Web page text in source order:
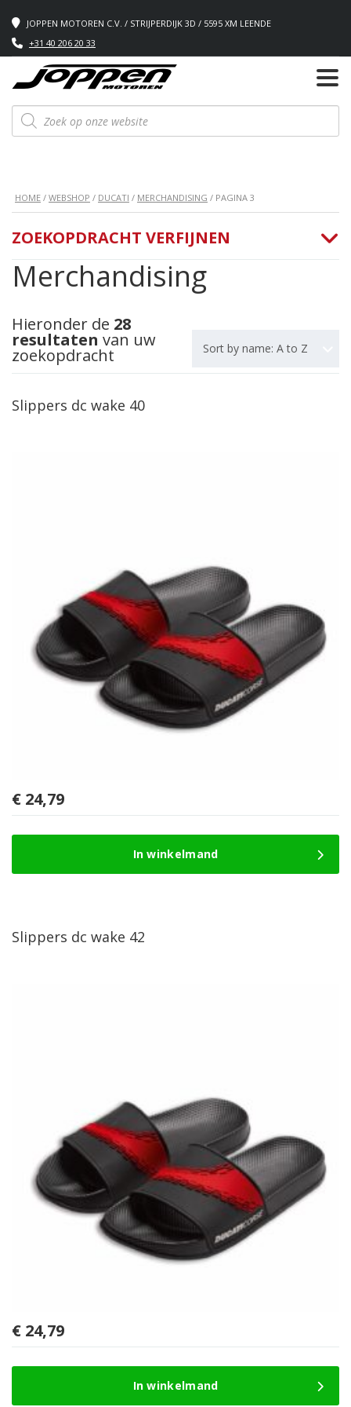
JOPPEN MOTOREN C.V. / STRIJPERDIJK 3D / 5595 XM LEENDE
+31 40 206 20 33
Producten
zoeken
HOME / WEBSHOP / DUCATI / MERCHANDISING / PAGINA 3
Merchandising
Hieronder de 28
resultaten van uw
zoekopdracht Sort by name: A to Z
Slippers dc wake 40
€ 24,79
In winkelmand
Slippers dc wake 42
€ 24,79
In winkelmand
ZOEKOPDRACHT VERFIJNEN